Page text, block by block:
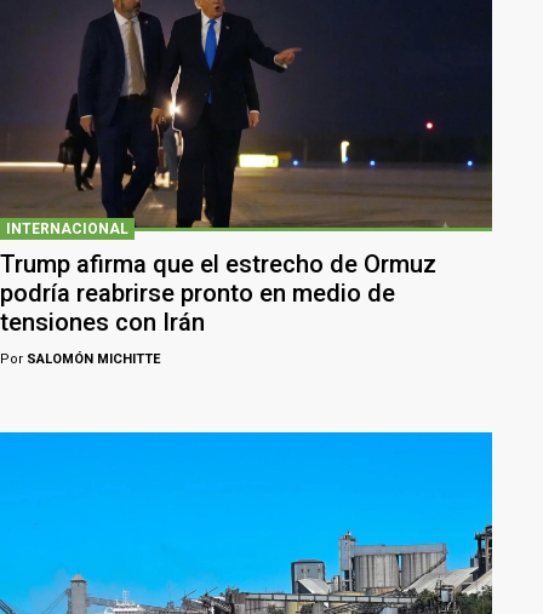
INTERNACIONAL
Trump afirma que el estrecho de Ormuz
podría reabrirse pronto en medio de
tensiones con Irán
Por SALOMÓN MICHITTE